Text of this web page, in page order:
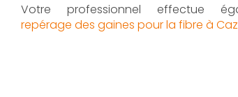
Votre professionnel effectue
repérage des gaines pour la fibre à